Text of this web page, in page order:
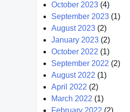
October 2023 (4)
September 2023 (1)
August 2023 (2)
January 2023 (2)
October 2022 (1)
September 2022 (2)
August 2022 (1)
April 2022 (2)
March 2022 (1)